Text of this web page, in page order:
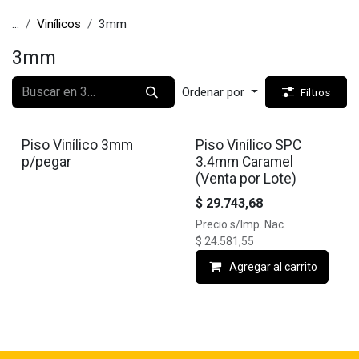
... Vinílicos 3mm
3mm
Ordenar por Filtros
Piso Vinílico 3mm
p/pegar
Piso Vinílico SPC
3.4mm Caramel
(Venta por Lote)
$ 29.743,68
Precio s/Imp. Nac.
$ 24.581,55
Agregar al carrito